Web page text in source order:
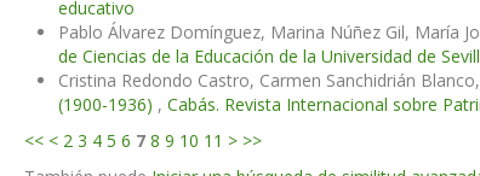
educativo
Pablo Álvarez Domínguez, Marina Núñez Gil, María
de Ciencias de la Educación de la Universidad de
Cristina Redondo Castro, Carmen Sanchidrián
(1900-1936) , Cabás. Revista Internacional sobre
<< < 2 3 4 5 6 7 8 9 10 11 > >>